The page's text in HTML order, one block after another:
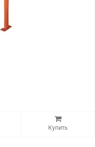
Купить